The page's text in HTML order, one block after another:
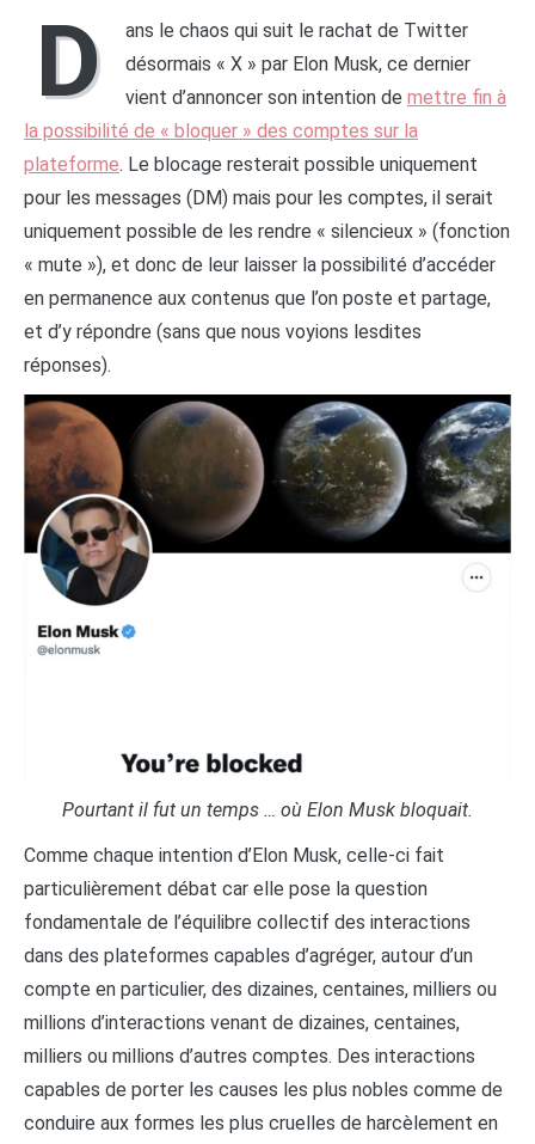
D
ans le chaos qui suit le rachat de Twitter
désormais « X » par Elon Musk, ce dernier
vient d’annoncer son intention de mettre fin à
la possibilité de « bloquer » des comptes sur la
plateforme. Le blocage resterait possible uniquement
pour les messages (DM) mais pour les comptes, il serait
uniquement possible de les rendre « silencieux » (fonction
« mute »), et donc de leur laisser la possibilité d’accéder
en permanence aux contenus que l’on poste et partage,
et d’y répondre (sans que nous voyions lesdites
réponses).
Pourtant il fut un temps … où Elon Musk bloquait.
Comme chaque intention d’Elon Musk, celle-ci fait
particulièrement débat car elle pose la question
fondamentale de l’équilibre collectif des interactions
dans des plateformes capables d’agréger, autour d’un
compte en particulier, des dizaines, centaines, milliers ou
millions d’interactions venant de dizaines, centaines,
milliers ou millions d’autres comptes. Des interactions
capables de porter les causes les plus nobles comme de
conduire aux formes les plus cruelles de harcèlement en